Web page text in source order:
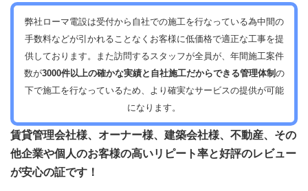
弊社ローマ電設は受付から自社での施工を行なっている為中間の
手数料などが引かれることなくお客様に低価格で適正な工事を提
供しております。また訪問するスタッフが全員が、年間施工案件
数が3000件以上の確かな実績と自社施工だからできる管理体制 の
下で施工を行なっているため、より確実なサービスの提供が可能
になります。
賃貸管理会社様、オーナー様、建築会社様、不動産、その
他企業や個人のお客様の高いリピート率と好評のレビュー
が安心の証です！